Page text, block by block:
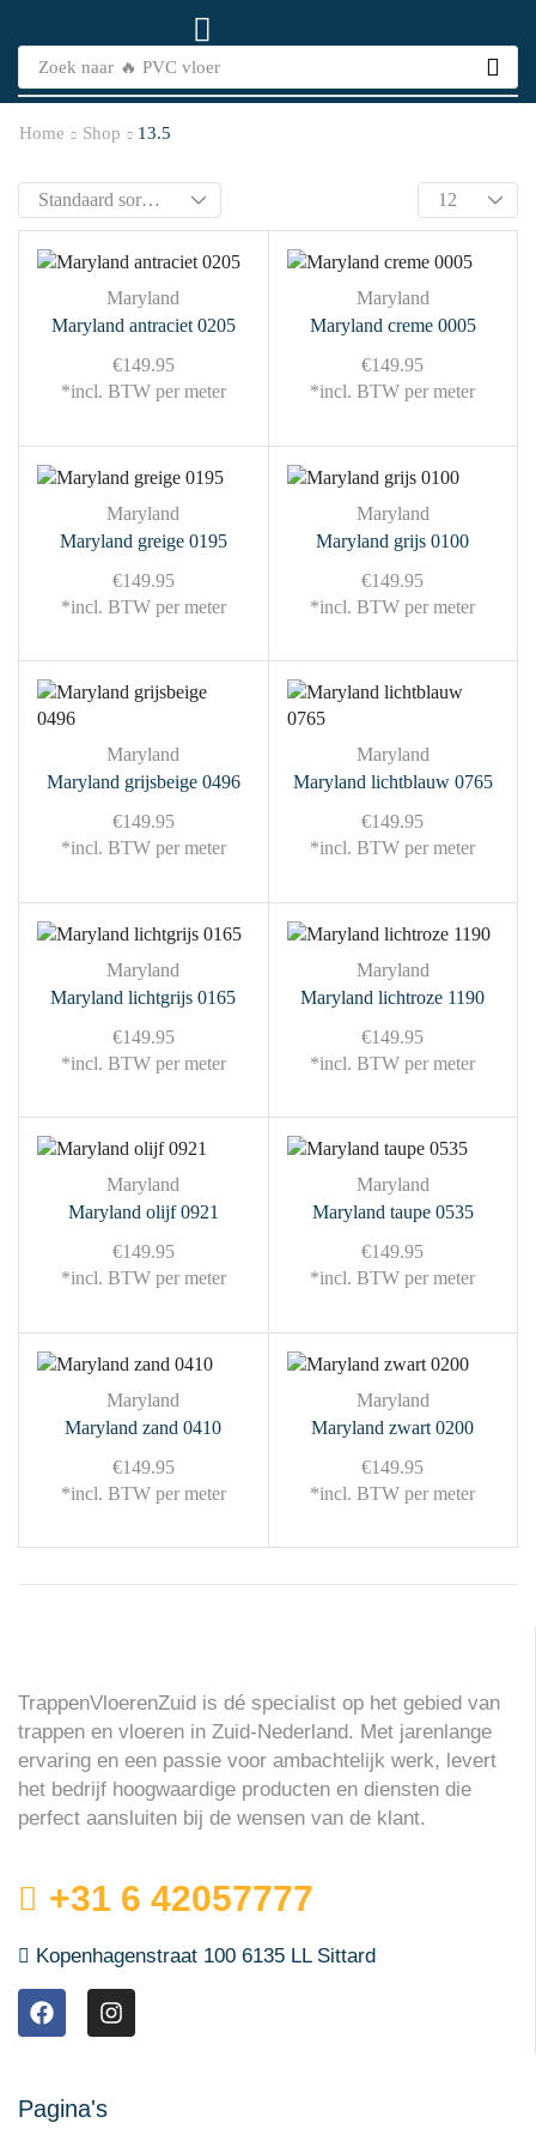
Zoek naar 🔥 PVC vloer
Home Shop 13.5
Maryland
Maryland antraciet 0205
€149.95
*incl. BTW per meter
Maryland
Maryland creme 0005
€149.95
*incl. BTW per meter
Maryland
Maryland greige 0195
€149.95
*incl. BTW per meter
Maryland
Maryland grijs 0100
€149.95
*incl. BTW per meter
Maryland
Maryland grijsbeige 0496
€149.95
*incl. BTW per meter
Maryland
Maryland lichtblauw 0765
€149.95
*incl. BTW per meter
Maryland
Maryland lichtgrijs 0165
€149.95
*incl. BTW per meter
Maryland
Maryland lichtroze 1190
€149.95
*incl. BTW per meter
Maryland
Maryland olijf 0921
€149.95
*incl. BTW per meter
Maryland
Maryland taupe 0535
€149.95
*incl. BTW per meter
Maryland
Maryland zand 0410
€149.95
*incl. BTW per meter
Maryland
Maryland zwart 0200
€149.95
*incl. BTW per meter
TrappenVloerenZuid is dé specialist op het gebied van
trappen en vloeren in Zuid-Nederland. Met jarenlange
ervaring en een passie voor ambachtelijk werk, levert
het bedrijf hoogwaardige producten en diensten die
perfect aansluiten bij de wensen van de klant.
+31 6 42057777
Kopenhagenstraat 100 6135 LL Sittard
Pagina's